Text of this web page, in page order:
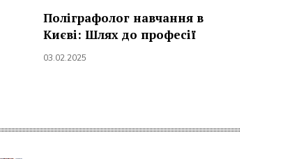
Поліграфолог навчання в
Києві: Шлях до професії
03.02.2025